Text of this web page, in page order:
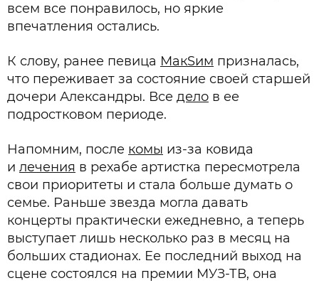
всем все понравилось, но яркие
впечатления остались.
К слову, ранее певица МакSим призналась,
что переживает за состояние своей старшей
дочери Александры. Все дело в ее
подростковом периоде.
Напомним, после комы из-за ковида
и лечения в рехабе артистка пересмотрела
свои приоритеты и стала больше думать о
семье. Раньше звезда могла давать
концерты практически ежедневно, а теперь
выступает лишь несколько раз в месяц на
больших стадионах. Ее последний выход на
сцене состоялся на премии МУЗ-ТВ, она